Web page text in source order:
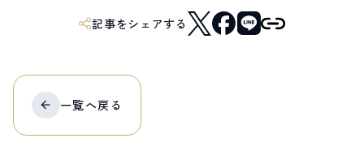
記事をシェアする
一覧へ戻る